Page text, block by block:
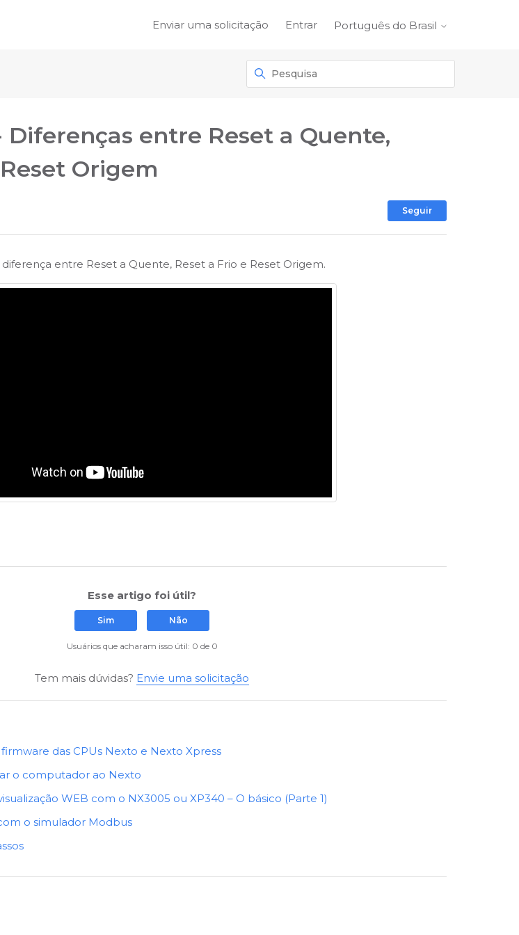
Enviar uma solicitação Entrar Português do Brasil
Diferenças entre Reset a Quente,
Origem
Seguir
entre Reset a Quente, Reset a Frio e Reset Origem.
Esse artigo foi útil?
Sim Não
Usuários que acharam isso útil: 0 de 0
Tem mais dúvidas? Envie uma solicitação
das CPUs Nexto e Nexto Xpress
o computador ao Nexto
WEB com o NX3005 ou XP340 – O básico (Parte 1)
o simulador Modbus